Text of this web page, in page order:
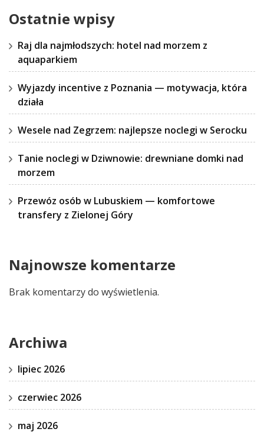
Ostatnie wpisy
Raj dla najmłodszych: hotel nad morzem z
aquaparkiem
Wyjazdy incentive z Poznania — motywacja, która
działa
Wesele nad Zegrzem: najlepsze noclegi w Serocku
Tanie noclegi w Dziwnowie: drewniane domki nad
morzem
Przewóz osób w Lubuskiem — komfortowe
transfery z Zielonej Góry
Najnowsze komentarze
Brak komentarzy do wyświetlenia.
Archiwa
lipiec 2026
czerwiec 2026
maj 2026